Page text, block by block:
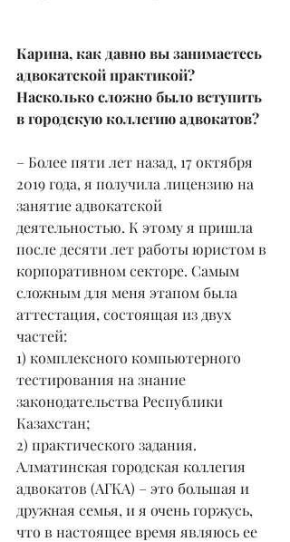
Карина, как давно вы занимаетесь
адвокатской практикой?
Насколько сложно было вступить
в городскую коллегию адвокатов?
– Более пяти лет назад, 17 октября
2019 года, я получила лицензию на
занятие адвокатской
деятельностью. К этому я пришла
после десяти лет работы юристом в
корпоративном секторе. Самым
сложным для меня этапом была
аттестация, состоящая из двух
частей:
1) комплексного компьютерного
тестирования на знание
законодательства Республики
Казахстан;
2) практического задания.
Алматинская городская коллегия
адвокатов (АГКА) – это большая и
дружная семья, и я очень горжусь,
что в настоящее время являюсь ее